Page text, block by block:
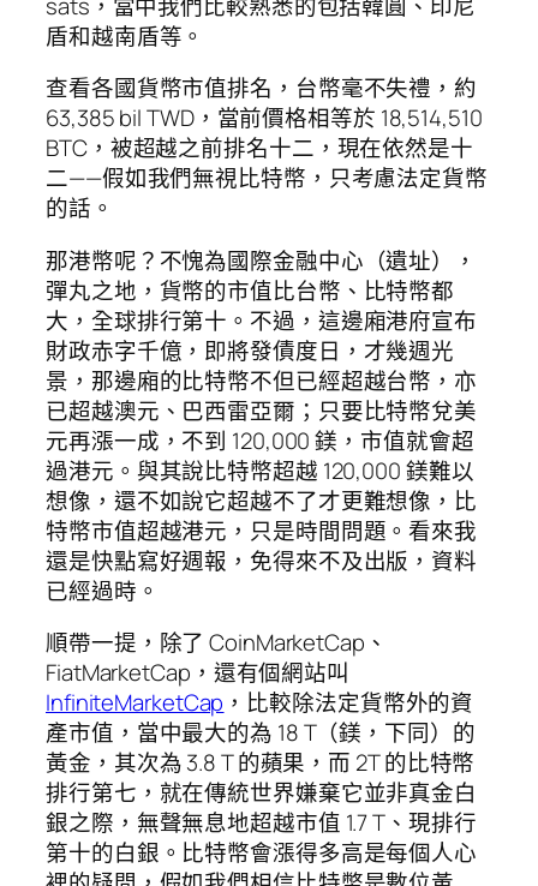
盾和越南盾等。
查看各國貨幣市值排名，台幣毫不失禮，約
63,385 bil TWD，當前價格相等於 18,514,510
BTC，被超越之前排名十二，現在依然是十
二——假如我們無視比特幣，只考慮法定貨幣
的話。
那港幣呢？不愧為國際金融中心（遺址），
彈丸之地，貨幣的市值比台幣、比特幣都
大，全球排行第十。不過，這邊廂港府宣布
財政赤字千億，即將發債度日，才幾週光
景，那邊廂的比特幣不但已經超越台幣，亦
已超越澳元、巴西雷亞爾；只要比特幣兌美
元再漲一成，不到 120,000 鎂，市值就會超
過港元。與其說比特幣超越 120,000 鎂難以
想像，還不如說它超越不了才更難想像，比
特幣市值超越港元，只是時間問題。看來我
還是快點寫好週報，免得來不及出版，資料
已經過時。
順帶一提，除了 CoinMarketCap、
FiatMarketCap，還有個網站叫
InfiniteMarketCap ，比較除法定貨幣外的資
產市值，當中最大的為 18 T（鎂，下同）的
黃金，其次為 3.8 T 的蘋果，而 2T 的比特幣
排行第七，就在傳統世界嫌棄它並非真金白
銀之際，無聲無息地超越市值 1.7 T、現排行
第十的白銀。比特幣會漲得多高是每個人心